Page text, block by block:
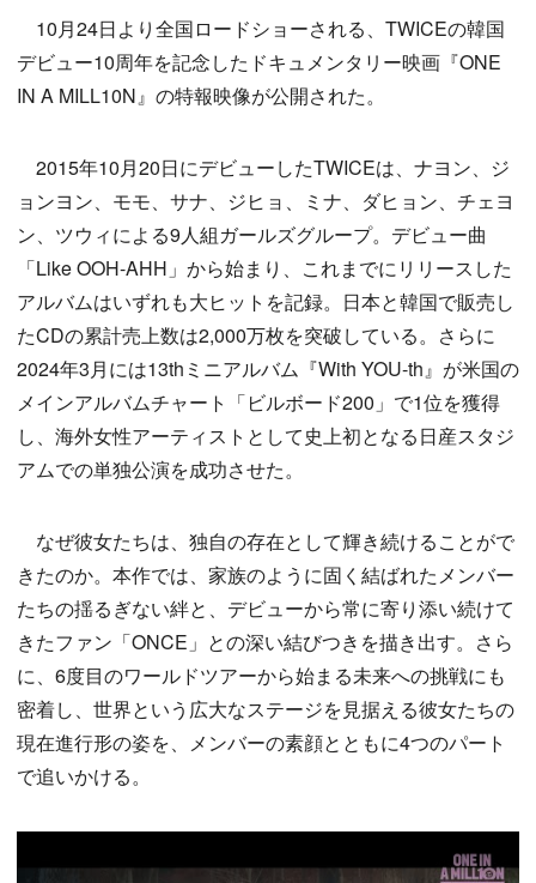
10月24日より全国ロードショーされる、TWICEの韓国
デビュー10周年を記念したドキュメンタリー映画『ONE
IN A MILL10N』の特報映像が公開された。
2015年10月20日にデビューしたTWICEは、ナヨン、ジ
ョンヨン、モモ、サナ、ジヒョ、ミナ、ダヒョン、チェヨ
ン、ツウィによる9人組ガールズグループ。デビュー曲
「Like OOH-AHH」から始まり、これまでにリリースした
アルバムはいずれも大ヒットを記録。日本と韓国で販売し
たCDの累計売上数は2,000万枚を突破している。さらに
2024年3月には13thミニアルバム『With YOU-th』が米国の
メインアルバムチャート「ビルボード200」で1位を獲得
し、海外女性アーティストとして史上初となる日産スタジ
アムでの単独公演を成功させた。
なぜ彼女たちは、独自の存在として輝き続けることがで
きたのか。本作では、家族のように固く結ばれたメンバー
たちの揺るぎない絆と、デビューから常に寄り添い続けて
きたファン「ONCE」との深い結びつきを描き出す。さら
に、6度目のワールドツアーから始まる未来への挑戦にも
密着し、世界という広大なステージを見据える彼女たちの
現在進行形の姿を、メンバーの素顔とともに4つのパート
で追いかける。